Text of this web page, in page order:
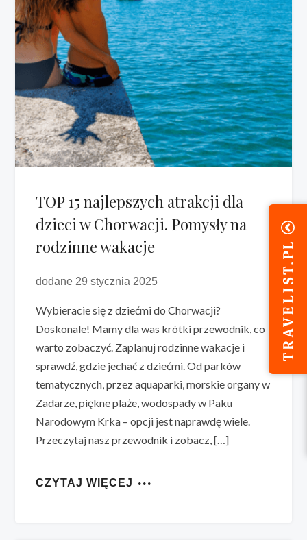
TOP 15 najlepszych atrakcji dla
dzieci w Chorwacji. Pomysły na
rodzinne wakacje
dodane 29 stycznia 2025
Wybieracie się z dziećmi do Chorwacji?
Doskonale! Mamy dla was krótki przewodnik, co
warto zobaczyć. Zaplanuj rodzinne wakacje i
sprawdź, gdzie jechać z dziećmi. Od parków
tematycznych, przez aquaparki, morskie organy w
Zadarze, piękne plaże, wodospady w Paku
Narodowym Krka – opcji jest naprawdę wiele.
Przeczytaj nasz przewodnik i zobacz, […]
CZYTAJ WIĘCEJ